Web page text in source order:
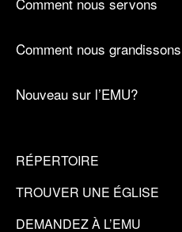
Comment nous grandissons
Nouveau sur l’EMU?
RÉPERTOIRE
TROUVER UNE ÉGLISE
DEMANDEZ À L’EMU